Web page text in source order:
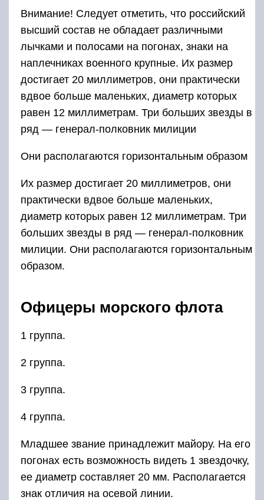
Внимание! Следует отметить, что российский
высший состав не обладает различными
лычками и полосами на погонах, знаки на
наплечниках военного крупные. Их размер
достигает 20 миллиметров, они практически
вдвое больше маленьких, диаметр которых
равен 12 миллиметрам. Три больших звезды в
ряд — генерал-полковник милиции
Они располагаются горизонтальным образом
Их размер достигает 20 миллиметров, они
практически вдвое больше маленьких,
диаметр которых равен 12 миллиметрам. Три
больших звезды в ряд — генерал-полковник
милиции. Они располагаются горизонтальным
образом.
Офицеры морского флота
1 группа.
2 группа.
3 группа.
4 группа.
Младшее звание принадлежит майору. На его
погонах есть возможность видеть 1 звездочку,
ее диаметр составляет 20 мм. Располагается
знак отличия на осевой линии.